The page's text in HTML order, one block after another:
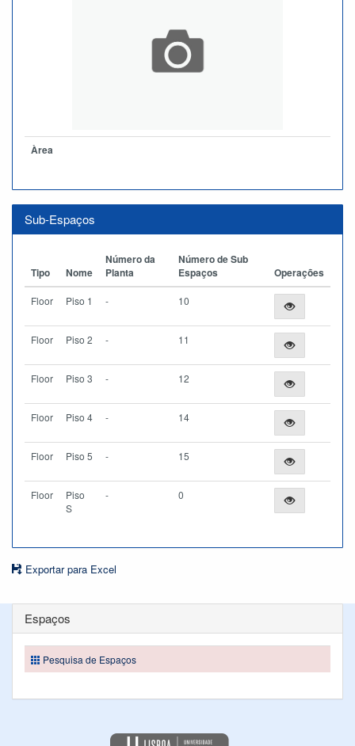
Àrea
Sub-Espaços
Tipo Nome
Número da
Planta
Número de Sub
Espaços
Operações
Floor Piso 1 - 10
Floor Piso 2 - 11
Floor Piso 3 - 12
Floor Piso 4 - 14
Floor Piso 5 - 15
Floor
Piso
S
- 0
Exportar para Excel
Espaços
Pesquisa de Espaços